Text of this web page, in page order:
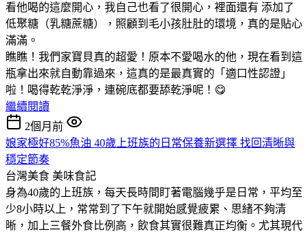
看他喝的這麼開心，我自己也看了很開心，裡面還有 添加了
低聚糖（乳糖蔗糖），照顧到毛小孩肚肚的環境，真的是貼心
滿滿。
瞧瞧！我們家寶貝真的超愛！原本不愛喝水的他，現在看到這
瓶拿出來就自動靠過來，這真的是最真實的「適口性認證」
啦！喝得乾乾淨淨，連碗底都要舔乾淨呢！😋
繼續閱讀
2個月前
娘家極好85%魚油 40歲上班族的日常保養新選擇 找回清晰與
穩定節奏
台灣美食 美味食記
身為40歲的上班族，每天長時間盯著電腦幾乎是日常，平均至
少8小時以上，常常到了下午就開始感覺疲累、思緒不夠清
晰，加上三餐外食比例高，飲食其實很難真正均衡。尤其現代